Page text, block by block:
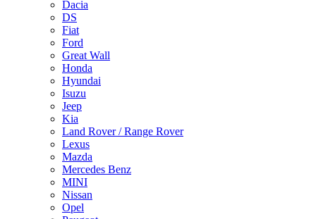
Dacia
DS
Fiat
Ford
Great Wall
Honda
Hyundai
Isuzu
Jeep
Kia
Land Rover / Range Rover
Lexus
Mazda
Mercedes Benz
MINI
Nissan
Opel